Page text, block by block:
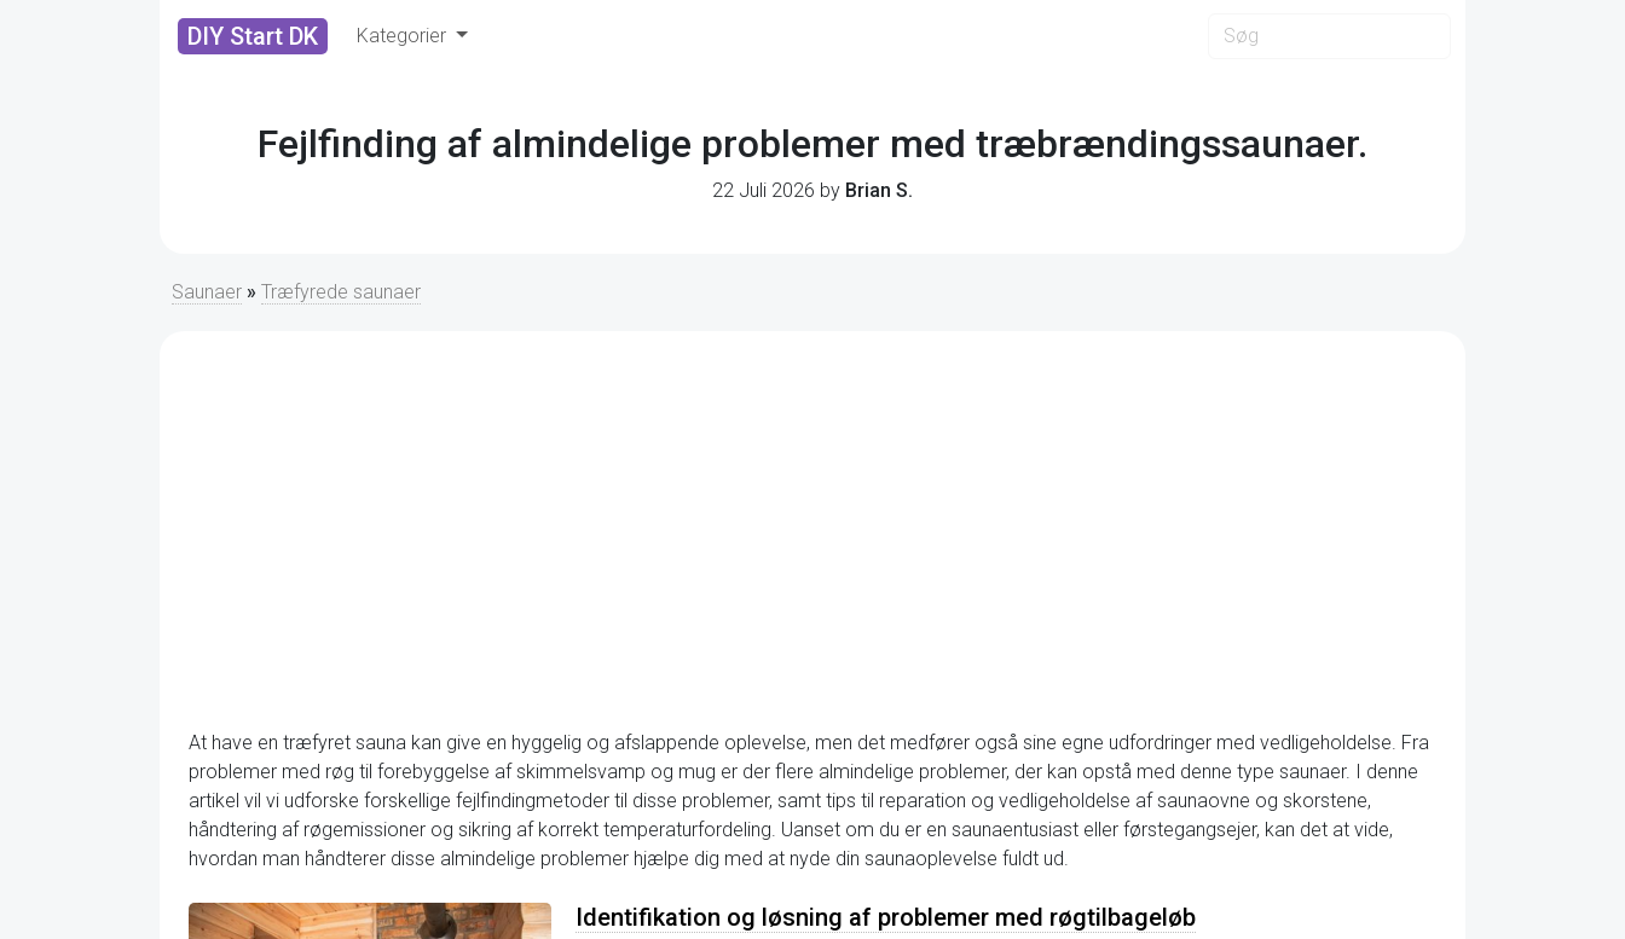
DIY Start DK Kategorier
Fejlfinding af almindelige problemer med træbrændingssaunaer.
22 Juli 2026 by Brian S.
Saunaer » Træfyrede saunaer
At have en træfyret sauna kan give en hyggelig og afslappende oplevelse, men det medfører også sine egne udfordringer med vedligeholdelse. Fra
problemer med røg til forebyggelse af skimmelsvamp og mug er der flere almindelige problemer, der kan opstå med denne type saunaer. I denne
artikel vil vi udforske forskellige fejlfindingmetoder til disse problemer, samt tips til reparation og vedligeholdelse af saunaovne og skorstene,
håndtering af røgemissioner og sikring af korrekt temperaturfordeling. Uanset om du er en saunaentusiast eller førstegangsejer, kan det at vide,
hvordan man håndterer disse almindelige problemer hjælpe dig med at nyde din saunaoplevelse fuldt ud.
Identifikation og løsning af problemer med røgtilbageløb